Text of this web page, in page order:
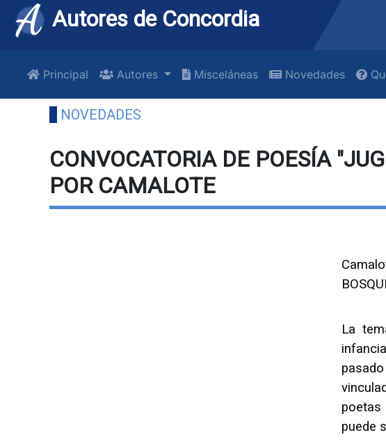
Autores de Concordia
Principal Autores Misceláneas Novedades
NOVEDADES
CONVOCATORIA DE POESÍA
POR CAMALOTE
La
puede